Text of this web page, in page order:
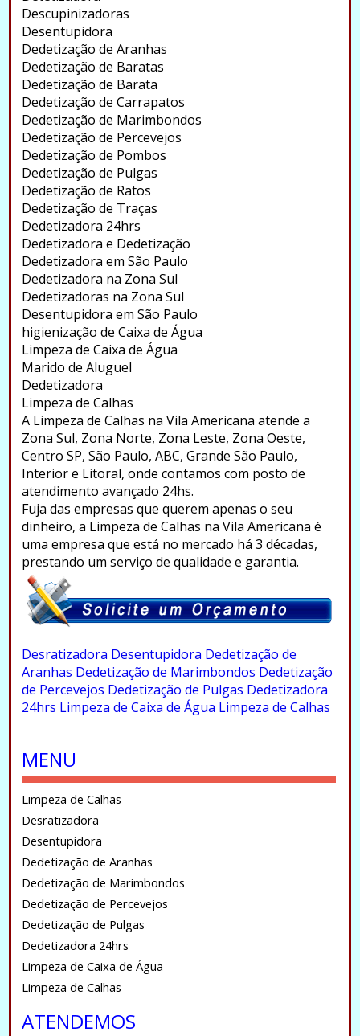
Descupinizadoras
Desentupidora
Dedetização de Aranhas
Dedetização de Baratas
Dedetização de Barata
Dedetização de Carrapatos
Dedetização de Marimbondos
Dedetização de Percevejos
Dedetização de Pombos
Dedetização de Pulgas
Dedetização de Ratos
Dedetização de Traças
Dedetizadora 24hrs
Dedetizadora e Dedetização
Dedetizadora em São Paulo
Dedetizadora na Zona Sul
Dedetizadoras na Zona Sul
Desentupidora em São Paulo
higienização de Caixa de Água
Limpeza de Caixa de Água
Marido de Aluguel
Dedetizadora
Limpeza de Calhas
A Limpeza de Calhas na Vila Americana atende a
Zona Sul, Zona Norte, Zona Leste, Zona Oeste,
Centro SP, São Paulo, ABC, Grande São Paulo,
Interior e Litoral, onde contamos com posto de
atendimento avançado 24hs.
Fuja das empresas que querem apenas o seu
dinheiro, a Limpeza de Calhas na Vila Americana é
uma empresa que está no mercado há 3 décadas,
prestando um serviço de qualidade e garantia.
Desratizadora Desentupidora Dedetização de
Aranhas Dedetização de Marimbondos Dedetização
de Percevejos Dedetização de Pulgas Dedetizadora
24hrs Limpeza de Caixa de Água Limpeza de Calhas
MENU
Limpeza de Calhas
Desratizadora
Desentupidora
Dedetização de Aranhas
Dedetização de Marimbondos
Dedetização de Percevejos
Dedetização de Pulgas
Dedetizadora 24hrs
Limpeza de Caixa de Água
Limpeza de Calhas
ATENDEMOS